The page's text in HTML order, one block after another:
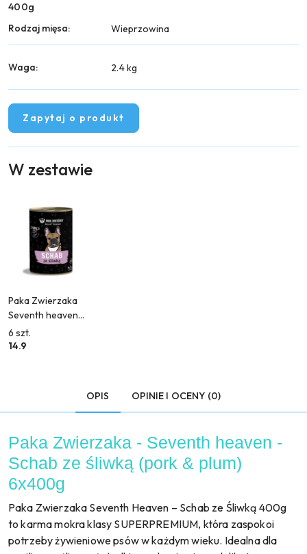
400g
Rodzaj mięsa:
Wieprzowina
Waga: 2.4 kg
Zapytaj o produkt
W zestawie
Paka Zwierzaka
Seventh heaven
Schab ze śliwką
(pork & plum) 400g
6 szt.
14.9
OPIS OPINIE I OCENY (0)
Paka Zwierzaka - Seventh heaven -
Schab ze śliwką (pork & plum)
6x400g
Paka Zwierzaka Seventh Heaven – Schab ze Śliwką 400g
to karma mokra klasy SUPERPREMIUM, która zaspokoi
potrzeby żywieniowe psów w każdym wieku. Idealna dla